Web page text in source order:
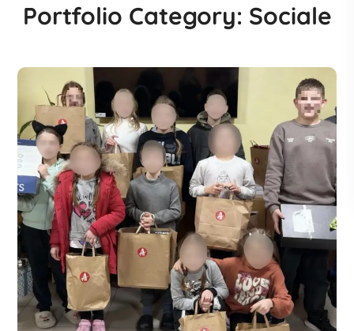
Portfolio Category: Sociale
Curcubeul Speranței